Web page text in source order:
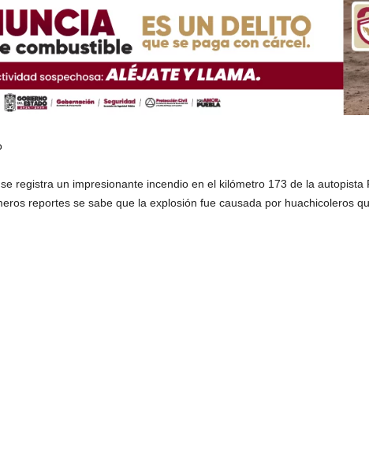
registra un impresionante incendio en el kilómetro 173 de la
reportes se sabe que la explosión fue causada por huachicoleros